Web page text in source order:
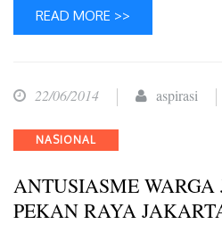
READ MORE >>
22/06/2014 aspirasi
Categories
NASIONAL
ANTUSIASME
PEKAN RAYA